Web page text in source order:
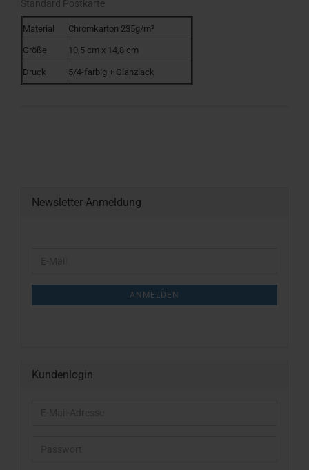
Standard Postkarte
Material Chromkarton 235g/m²
Größe 10,5 cm x 14,8 cm
Druck 5/4-farbig + Glanzlack
Newsletter-Anmeldung
ANMELDEN
Kundenlogin